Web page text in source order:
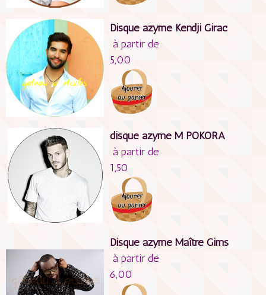
Disque azyme Kendji Girac
à partir de
5,00
disque azyme M POKORA
à partir de
1,50
Disque azyme Maître Gims
à partir de
6,00